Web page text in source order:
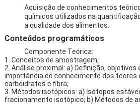
Aquisição de conhecimentos
químicos utilizados na
a qualidade dos alimentos.
Conteúdos programáticos
Componente Teórica:
1. Conceitos de amostragem;
2. Análise proximal: a) Definição,
importância do conhecimento dos teores
carboidratos e fibra;
3. Métodos isotópicos: a) Isótopos
fracionamento isotópico; b) Métodos de